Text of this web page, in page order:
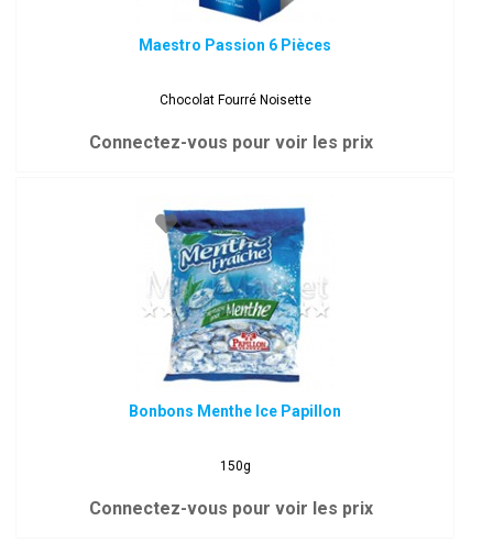
Maestro Passion 6 Pièces
Chocolat Fourré Noisette
Connectez-vous pour voir les prix
Bonbons Menthe Ice Papillon
150g
Connectez-vous pour voir les prix